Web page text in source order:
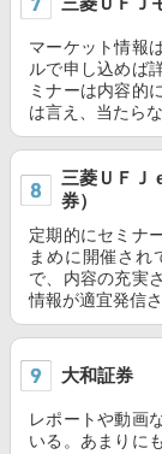
マーケット情報
ルで申し込めば
ミナーは内容的
は言え、当たら
三菱ＵＦＪ
券）
定期的にセミナ
まめに開催され
で、内容の充実
情報が適宜発信
大和証券
レポートや動画
いる。あまりに